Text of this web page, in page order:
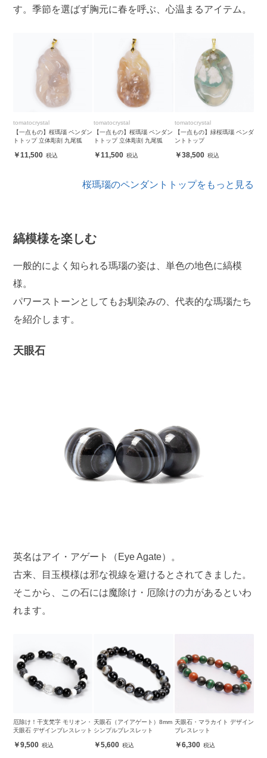
す。季節を選ばず胸元に春を呼ぶ、心温まるアイテム。
tomatocrystal
【一点もの】桜瑪瑙 ペンダン
トトップ 立体彫刻 九尾狐
11,500
tomatocrystal
【一点もの】桜瑪瑙 ペンダン
トトップ 立体彫刻 九尾狐
11,500
tomatocrystal
【一点もの】緑桜瑪瑙 ペンダ
ントトップ
38,500
桜瑪瑙のペンダントトップをもっと見る
縞模様を楽しむ
一般的によく知られる瑪瑙の姿は、単色の地色に縞模
様。
パワーストーンとしてもお馴染みの、代表的な瑪瑙たち
を紹介します。
天眼石
英名はアイ・アゲート（Eye Agate）。
古来、目玉模様は邪な視線を避けるとされてきました。
そこから、この石には魔除け・厄除けの力があるといわ
れます。
厄除け！干支梵字 モリオン・
天眼石 デザインブレスレット
9,500
天眼石（アイアゲート）8mm
シンプルブレスレット
5,600
天眼石・マラカイト デザイン
ブレスレット
6,300